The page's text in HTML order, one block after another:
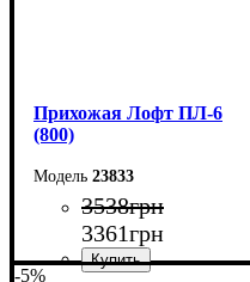
Прихожая Лофт ПЛ-6
(800)
23833
3538грн
3361грн
-5%